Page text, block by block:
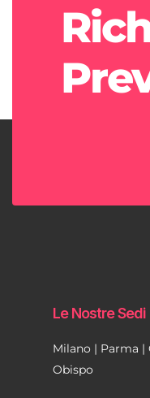
Le Nostre Sedi
Milano | Parma |
Obispo